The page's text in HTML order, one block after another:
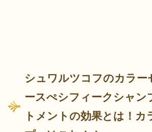
シュワルツコフのカラー
ースぺシフィークシャン
トメントの効果とは！カ